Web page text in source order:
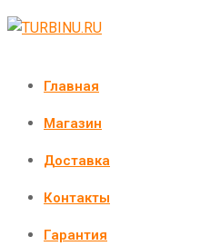
Главная
Магазин
Доставка
Контакты
Гарантия